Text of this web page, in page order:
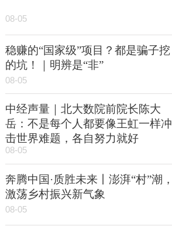
08-05
稳赚的“国家级”项目？都是骗子挖
的坑！｜明辨是“非”
08-05
中经声量｜北大数院前院长陈大
岳：不是每个人都要像王虹一样冲
击世界难题，各自努力就好
08-05
奔腾中国·质胜未来丨澎湃“村”潮，
激荡乡村振兴新气象
08-05